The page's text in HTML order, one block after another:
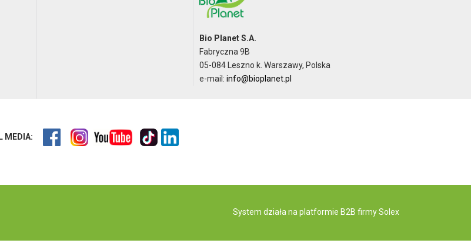
Bio Planet S.A.
Fabryczna 9B
05-084 Leszno k. Warszawy, Polska
e-mail:info@bioplanet.pl
MEDIA:
System działa na platformie B2B firmy Solex